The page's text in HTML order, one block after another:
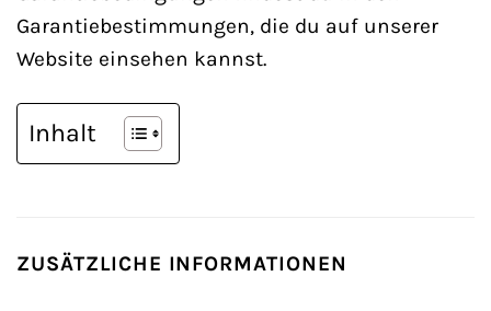
Garantiebestimmungen, die du auf unserer
Website einsehen kannst.
Inhalt
ZUSÄTZLICHE INFORMATIONEN